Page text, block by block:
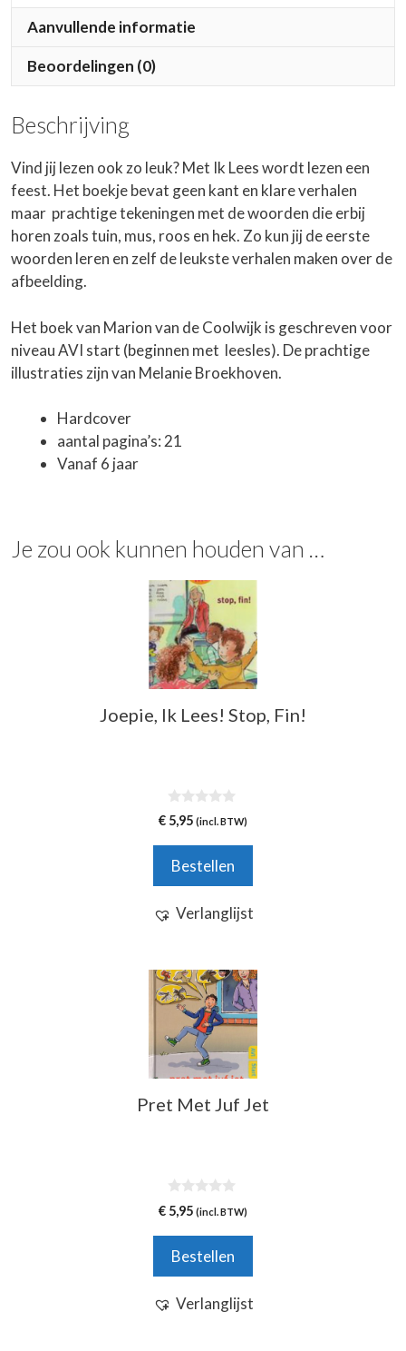
Aanvullende informatie
Beoordelingen (0)
Beschrijving
Vind jij lezen ook zo leuk? Met Ik Lees wordt lezen een
feest. Het boekje bevat geen kant en klare verhalen
maar prachtige tekeningen met de woorden die erbij
horen zoals tuin, mus, roos en hek. Zo kun jij de eerste
woorden leren en zelf de leukste verhalen maken over de
afbeelding.
Het boek van Marion van de Coolwijk is geschreven voor
niveau AVI start (beginnen met leesles). De prachtige
illustraties zijn van Melanie Broekhoven.
Hardcover
aantal pagina’s: 21
Vanaf 6 jaar
Je zou ook kunnen houden van …
Joepie, Ik Lees! Stop, Fin!
0
v
5
€ 5,95 (incl. BTW)
Bestellen
Verlanglijst
Pret Met Juf Jet
0
v
5
€ 5,95 (incl. BTW)
Bestellen
Verlanglijst